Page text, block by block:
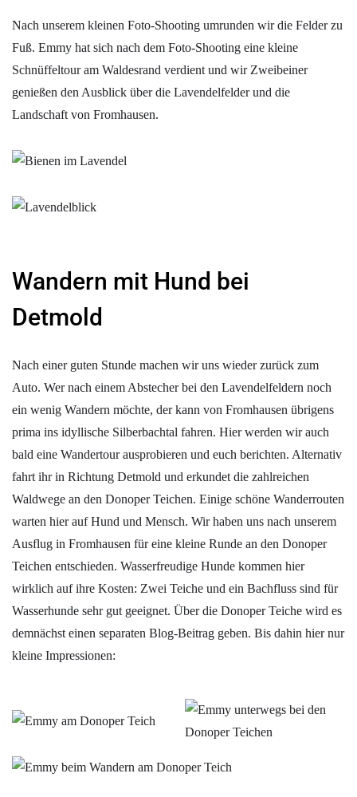
Nach unserem kleinen Foto-Shooting umrunden wir die Felder zu
Fuß. Emmy hat sich nach dem Foto-Shooting eine kleine
Schnüffeltour am Waldesrand verdient und wir Zweibeiner
genießen den Ausblick über die Lavendelfelder und die
Landschaft von Fromhausen.
Wandern mit Hund bei
Detmold
Nach einer guten Stunde machen wir uns wieder zurück zum
Auto. Wer nach einem Abstecher bei den Lavendelfeldern noch
ein wenig Wandern möchte, der kann von Fromhausen übrigens
prima ins idyllische Silberbachtal fahren. Hier werden wir auch
bald eine Wandertour ausprobieren und euch berichten. Alternativ
fahrt ihr in Richtung Detmold und erkundet die zahlreichen
Waldwege an den Donoper Teichen. Einige schöne Wanderrouten
warten hier auf Hund und Mensch. Wir haben uns nach unserem
Ausflug in Fromhausen für eine kleine Runde an den Donoper
Teichen entschieden. Wasserfreudige Hunde kommen hier
wirklich auf ihre Kosten: Zwei Teiche und ein Bachfluss sind für
Wasserhunde sehr gut geeignet. Über die Donoper Teiche wird es
demnächst einen separaten Blog-Beitrag geben. Bis dahin hier nur
kleine Impressionen: